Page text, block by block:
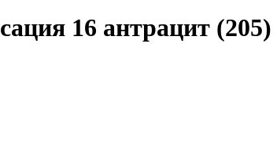
16 антрацит (205)